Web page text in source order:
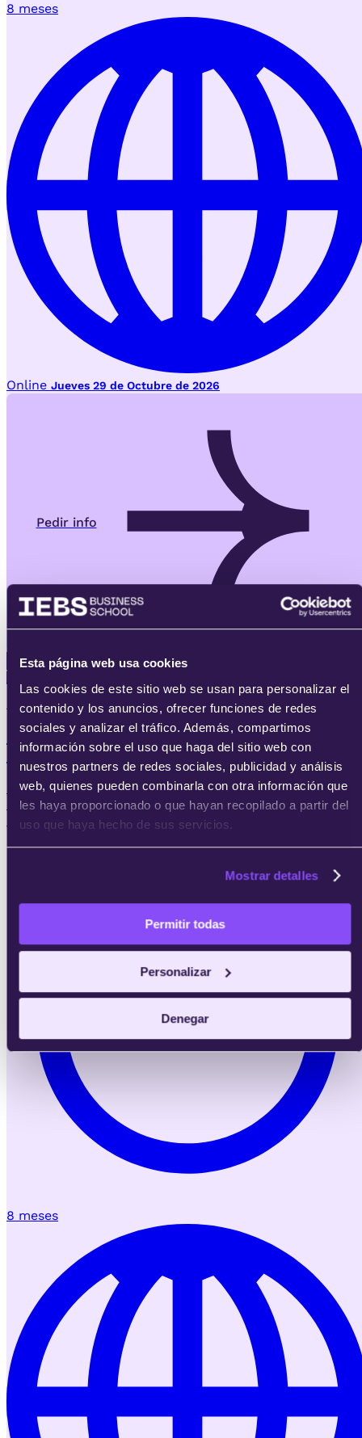
Esta página web usa cookies
Las cookies de este sitio web se usan para personalizar el
contenido y los anuncios, ofrecer funciones de redes
sociales y analizar el tráfico. Además, compartimos
información sobre el uso que haga del sitio web con
nuestros partners de redes sociales, publicidad y análisis
web, quienes pueden combinarla con otra información que
les haya proporcionado o que hayan recopilado a partir del
uso que haya hecho de sus servicios.
Mostrar detalles
Permitir todas
Personalizar
Denegar
8 meses
Online Jueves 29 de Octubre de 2026
Pedir info
IEBS AI-Learning
Máster en Financial Controlling y Power
BI
Quiero dominar el controlling financiero y construir
dashboards en Power BI para decisiones basadas en
datos.
8 meses